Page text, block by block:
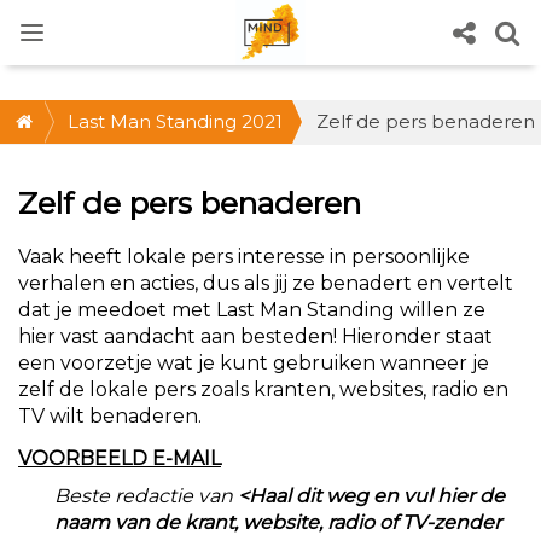
Last Man Standing 2021 Zelf de pers benaderen
Zelf de pers benaderen
Vaak heeft lokale pers interesse in persoonlijke
verhalen en acties, dus als jij ze benadert en vertelt
dat je meedoet met Last Man Standing willen ze
hier vast aandacht aan besteden! Hieronder staat
een voorzetje wat je kunt gebruiken wanneer je
zelf de lokale pers zoals kranten, websites, radio en
TV wilt benaderen.
VOORBEELD E-MAIL
Beste redactie van <Haal dit weg en vul hier de
naam van de krant, website, radio of TV-zender